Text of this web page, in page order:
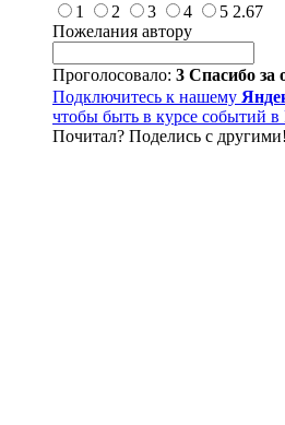
1
2 3 4 5 2.67
Пожелания автору
Проголосовало: 3 Спасибо за
Подключитесь к нашему
чтобы быть в курсе событий
Почитал? Поделись с